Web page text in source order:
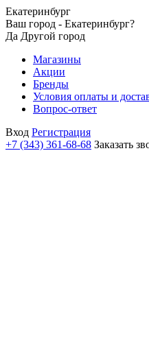
Екатеринбург
Ваш город - Екатеринбург?
Да Другой город
Магазины
Акции
Бренды
Условия оплаты и
Вопрос-ответ
Вход Регистрация
+7 (343) 361-68-68 Заказать